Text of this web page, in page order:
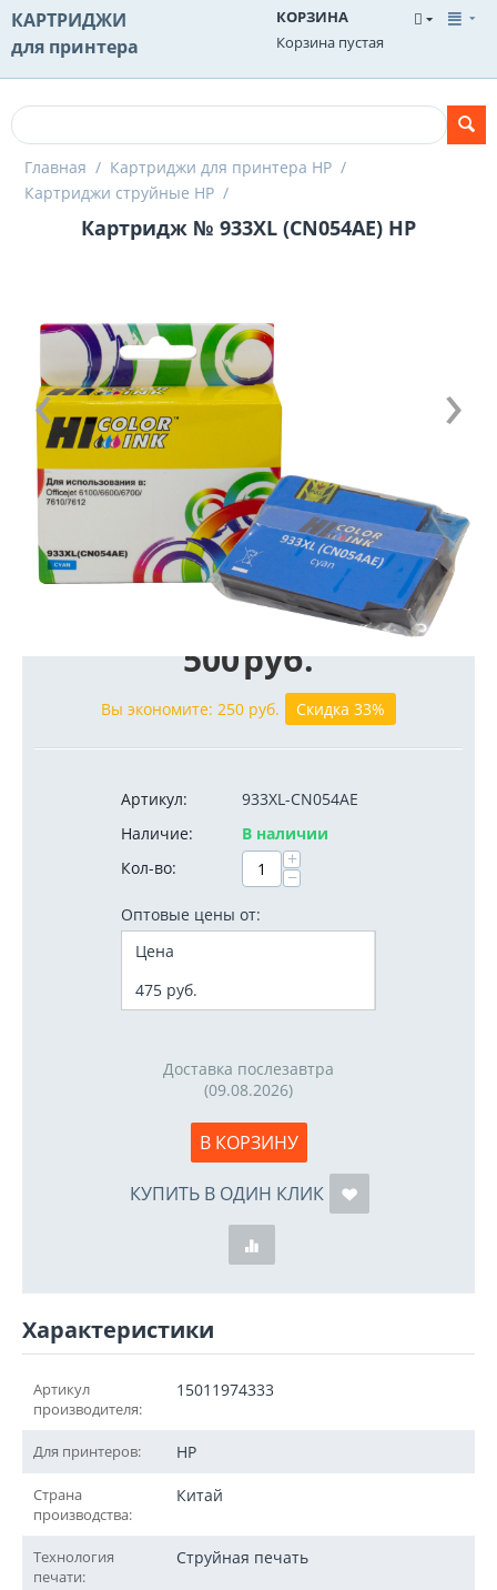
КАРТРИДЖИ
для принтера
КОРЗИНА
Корзина пустая
Главная / Картриджи для принтера HP /
Картриджи струйные HP /
Картридж № 933XL (CN054AE) HP
750 руб.
500руб.
Вы экономите: 250 руб. Скидка 33%
Артикул:
933XL-CN054AE
Наличие:
В наличии
Кол-во:
+
−
Оптовые цены от:
Цена
475 руб.
Доставка послезавтра
(09.08.2026)
В КОРЗИНУ
КУПИТЬ В ОДИН КЛИК
Характеристики
Артикул
производителя:
15011974333
Для принтеров: HP
Страна
производства:
Китай
Технология
печати:
Струйная печать